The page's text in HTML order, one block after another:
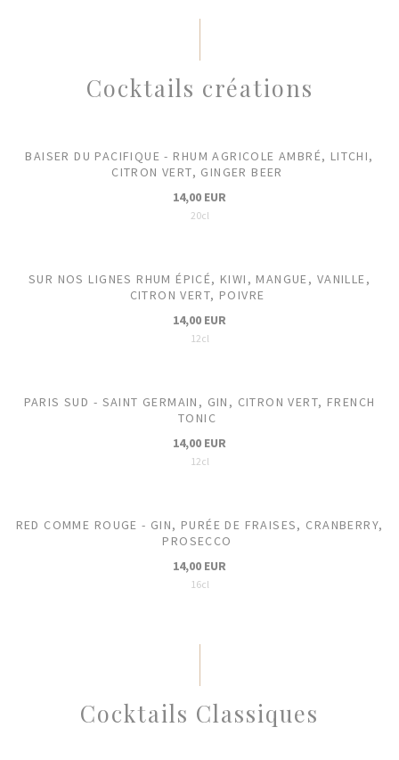
Cocktails créations
BAISER DU PACIFIQUE - RHUM AGRICOLE AMBRÉ, LITCHI,
CITRON VERT, GINGER BEER
14,00 EUR
20cl
SUR NOS LIGNES RHUM ÉPICÉ, KIWI, MANGUE, VANILLE,
CITRON VERT, POIVRE
14,00 EUR
12cl
PARIS SUD - SAINT GERMAIN, GIN, CITRON VERT, FRENCH
TONIC
14,00 EUR
12cl
RED COMME ROUGE - GIN, PURÉE DE FRAISES, CRANBERRY,
PROSECCO
14,00 EUR
16cl
Cocktails Classiques